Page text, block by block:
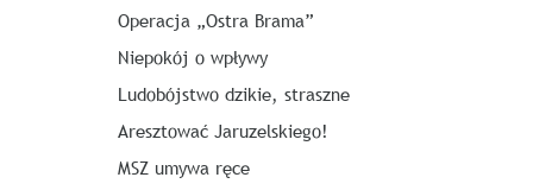
Operacja „Ostra Brama”
Niepokój o wpływy
Ludobójstwo dzikie, straszne
Aresztować Jaruzelskiego!
MSZ umywa ręce